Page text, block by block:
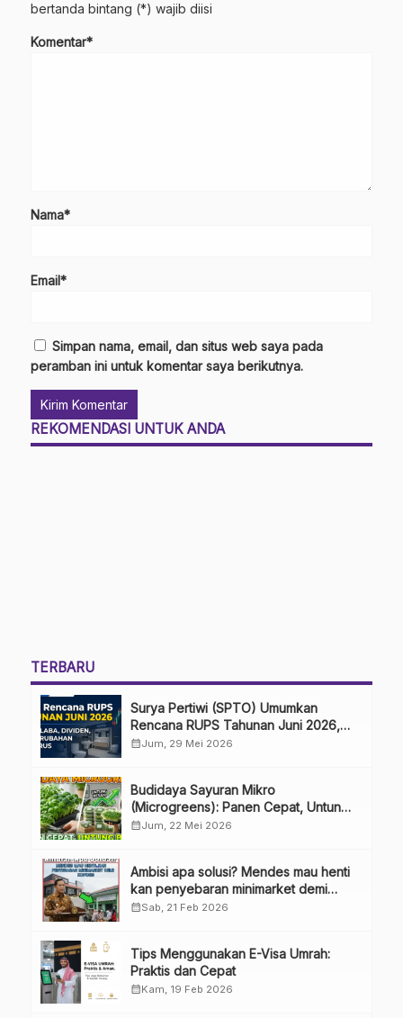
bertanda bintang (*) wajib diisi
Komentar*
Nama*
Email*
Simpan nama, email, dan situs web saya pada
peramban ini untuk komentar saya berikutnya.
REKOMENDASI UNTUK ANDA
TERBARU
Surya Pertiwi (SPTO) Umumkan
Rencana RUPS Tahunan Juni 2026,
Bahas Penggunaan Laba Hingga
calendar_monthJum, 29 Mei 2026
Budidaya Sayuran Mikro
(Microgreens): Panen Cepat, Untung
Besar
calendar_monthJum, 22 Mei 2026
Ambisi apa solusi? Mendes mau henti
kan penyebaran minimarket demi
kopdes.
calendar_monthSab, 21 Feb 2026
Tips Menggunakan E-Visa Umrah:
Praktis dan Cepat
calendar_monthKam, 19 Feb 2026